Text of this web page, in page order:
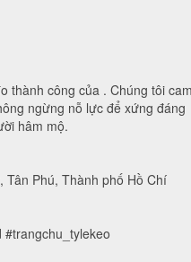
thành công của . Chúng tôi
ngừng nỗ lực để xứng đáng
hâm mộ.
Phú, Thành phố Hồ Chí